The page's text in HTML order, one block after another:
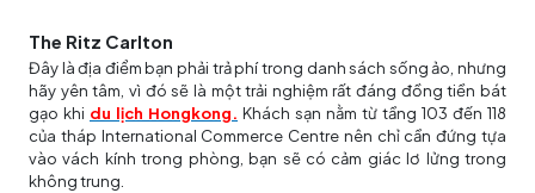
The Ritz Carlton
Đây là địa điểm bạn phải trả phí trong danh sách sống ảo, nhưng
hãy yên tâm, vì đó sẽ là một trải nghiệm rất đáng đồng tiền bát
gạo khi du lịch Hongkong. Khách sạn nằm từ tầng 103 đến 118
của tháp International Commerce Centre nên chỉ cần đứng tựa
vào vách kính trong phòng, bạn sẽ có cảm giác lơ lửng trong
không trung.